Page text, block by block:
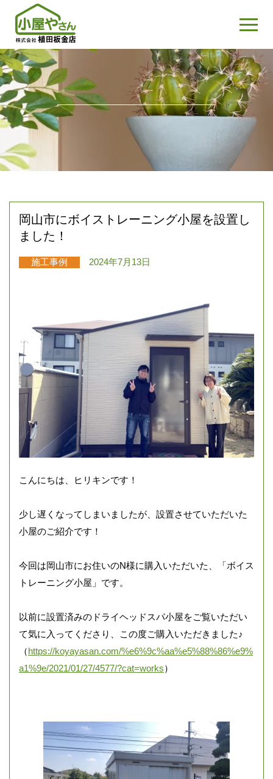
岡山市にボイストレーニング小屋を設置し
ました！
施工事例 2024年7月13日
こんにちは、ヒリキンです！
少し遅くなってしまいましたが、設置させていただいた
小屋のご紹介です！
今回は岡山市にお住いのN様に購入いただいた、「ボイス
トレーニング小屋」です。
以前に設置済みのドライヘッドスパ小屋をご覧いただい
て気に入ってくださり、この度ご購入いただきました♪
（https://koyayasan.com/%e6%9c%aa%e5%88%86%e9%
a1%9e/2021/01/27/4577/?cat=works）